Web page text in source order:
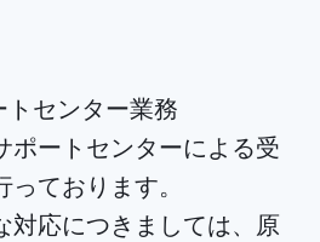
センター業務
ートセンターによる受
ております。
応につきましては、原